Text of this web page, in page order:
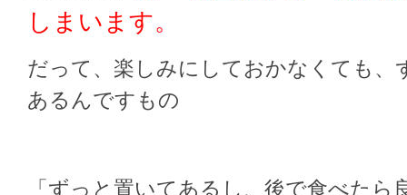
しまいます。
だって、楽しみにしておかなくても、
あるんですもの
「ずっと置いてあるし、後で食べたら